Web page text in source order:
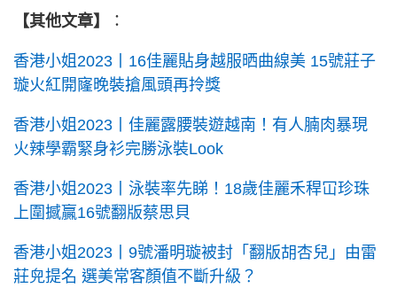
【其他文章】 ：
香港小姐2023丨16佳麗貼身越服晒曲線美 15號莊子
璇火紅開㝫晚裝搶風頭再拎獎
香港小姐2023丨佳麗露腰裝遊越南！有人腩肉暴現
火辣學霸緊身衫完勝泳裝Look
香港小姐2023丨泳裝率先睇！18歲佳麗禾稈冚珍珠
上圍撼贏16號翻版蔡思貝
香港小姐2023丨9號潘明璇被封「翻版胡杏兒」由雷
莊𠒇提名 選美常客顏值不斷升級？